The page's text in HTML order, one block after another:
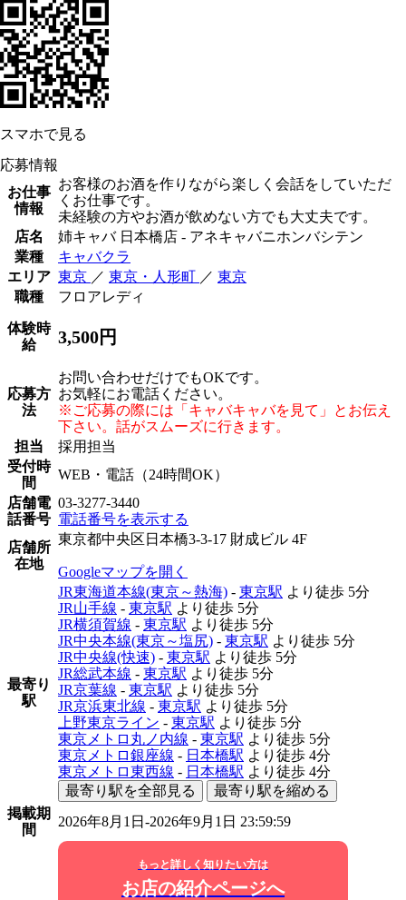
スマホで見る
応募情報
お仕事
情報
お客様のお酒を作りながら楽しく会話をしていただ
くお仕事です。
未経験の方やお酒が飲めない方でも大丈夫です。
店名
姉キャバ 日本橋店 - アネキャバニホンバシテン
業種
キャバクラ
エリア 東京 ／ 東京・人形町 ／ 東京
職種
フロアレディ
体験時
給
3,500円
応募方
法
お問い合わせだけでもOKです。
お気軽にお電話ください。
※ご応募の際には「キャバキャバを見て」とお伝え
下さい。話がスムーズに行きます。
担当
採用担当
受付時
間
WEB・電話（24時間OK）
店舗電
話番号
03-3277-3440
電話番号を表示する
店舗所
在地
東京都中央区日本橋3-3-17 財成ビル 4F
Googleマップを開く
最寄り
駅
JR東海道本線(東京～熱海) - 東京駅 より徒歩 5分
JR山手線 - 東京駅 より徒歩 5分
JR横須賀線 - 東京駅 より徒歩 5分
JR中央本線(東京～塩尻) - 東京駅 より徒歩 5分
JR中央線(快速) - 東京駅 より徒歩 5分
JR総武本線 - 東京駅 より徒歩 5分
JR京葉線 - 東京駅 より徒歩 5分
JR京浜東北線 - 東京駅 より徒歩 5分
上野東京ライン - 東京駅 より徒歩 5分
東京メトロ丸ノ内線 - 東京駅 より徒歩 5分
東京メトロ銀座線 - 日本橋駅 より徒歩 4分
東京メトロ東西線 - 日本橋駅 より徒歩 4分
最寄り駅を全部見る
最寄り駅を縮める
掲載期
間
2026年8月1日-2026年9月1日 23:59:59
もっと詳しく知りたい方は
お店の紹介ページへ